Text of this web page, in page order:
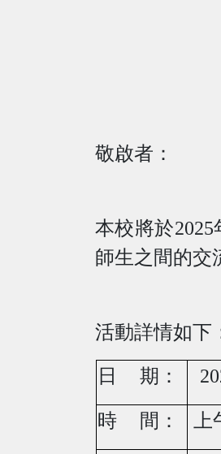
敬啟者：
本校將於2025
師生之間的交
活動詳情如下
日 期：
時 間： 上